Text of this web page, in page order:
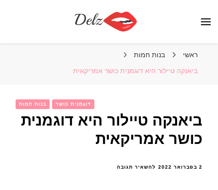
ראשי בנות חמות
ביאנקה טיילור היא דוגמנית כושר אמריקאית
בנות חמות דוגמנית כושר
ביאנקה טיילור היא דוגמנית
כושר אמריקאית
2 בפברואר 2022 להשאיר תגובהבנושא